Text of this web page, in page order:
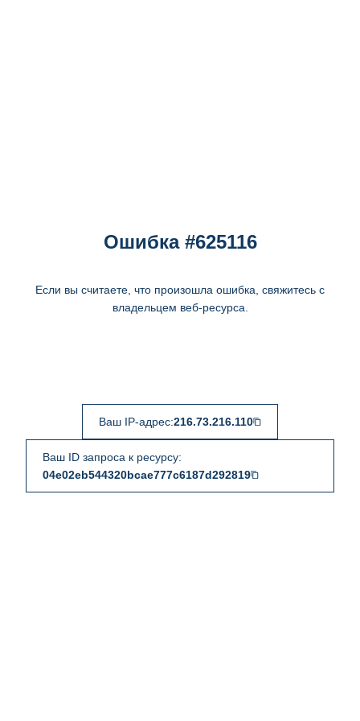
Ошибка #625116
Если вы считаете, что произошла ошибка, свяжитесь с
владельцем веб-ресурса.
Ваш IP-адрес:216.73.216.110
Ваш ID запроса к ресурсу:
04e02eb544320bcae777c6187d292819